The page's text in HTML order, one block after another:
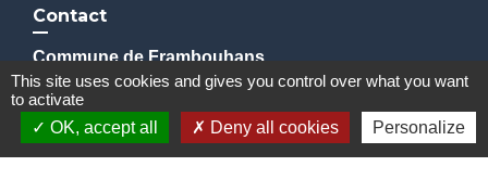
Contact
Commune de Frambouhans
6 Grande Rue
25140 Frambouhans - FRANCE
+33 3 81 68 60 63
Contact par formulaire
This site uses cookies and gives you control over what you want
to activate
OK, accept all
Deny all cookies Personalize